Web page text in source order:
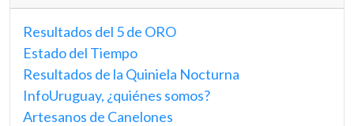
Resultados del 5 de ORO
Estado del Tiempo
Resultados de la Quiniela Nocturna
InfoUruguay, ¿quiénes somos?
Artesanos de Canelones